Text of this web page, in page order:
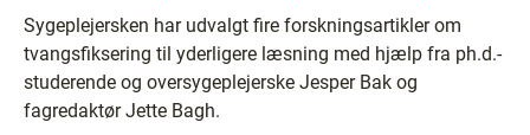
Sygeplejersken har udvalgt fire forskningsartikler om
tvangsfiksering til yderligere læsning med hjælp fra ph.d.-
studerende og oversygeplejerske Jesper Bak og
fagredaktør Jette Bagh.